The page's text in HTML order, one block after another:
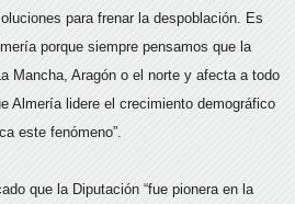
para frenar la despoblación. Es
porque siempre pensamos que la
Mancha, Aragón o el norte y afecta a todo
Almería lidere el crecimiento demográfico
este fenómeno”.
que la Diputación “fue pionera en la